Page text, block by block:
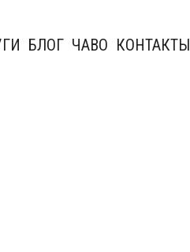
БЛОГ ЧАВО КОНТАКТЫ